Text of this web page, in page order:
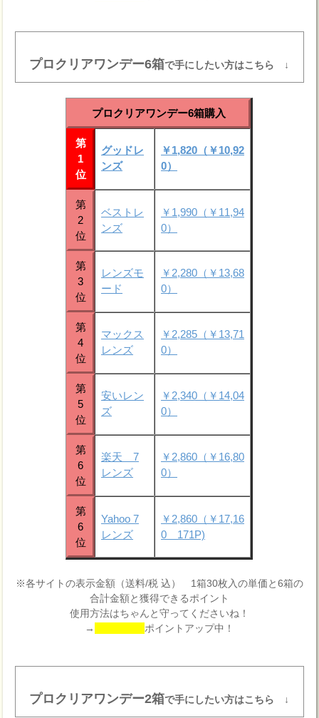
プロクリアワンデー6箱で手にしたい方はこちら ↓
プロクリアワンデー6箱購入
第
1
位
グッドレ
ンズ
￥1,820（￥10,92
0）
第
2
位
ベストレ
ンズ
￥1,990（￥11,94
0）
第
3
位
レンズモ
ード
￥2,280（￥13,68
0）
第
4
位
マックス
レンズ
￥2,285（￥13,71
0）
第
5
位
安いレン
ズ
￥2,340（￥14,04
0）
第
6
位
楽天 7
レンズ
￥2,860（￥16,80
0）
第
6
位
Yahoo 7
レンズ
￥2,860（￥17,16
0 171P)
※各サイトの表示金額（送料/税 込） 1箱30枚入の単価と6箱の
合計金額と獲得できるポイント
使用方法はちゃんと守ってくださいね！
→
ポイントアップ中！
プロクリアワンデー2箱で手にしたい方はこちら ↓